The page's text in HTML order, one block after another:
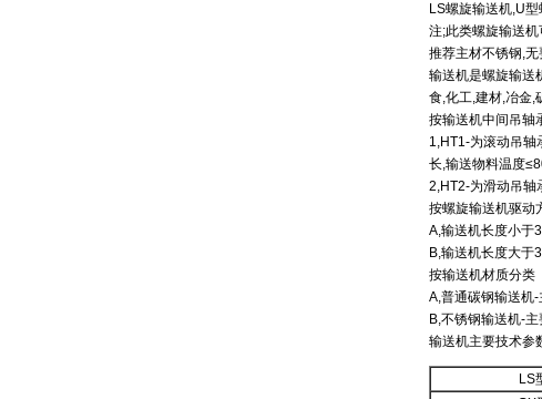
LS螺旋输送机,U
注;此类螺旋输送
推荐主材不锈钢,
输送机是螺旋输送
食,化工,建材,冶金,
按输送机中间吊轴
1,HT1-为滚动吊轴
长,输送物料温度
2,HT2-为滑动吊轴
按螺旋输送机驱动
A,输送机长度小于
B,输送机长度大于
按输送机材质分类
A,普通碳钢输送机
B,不锈钢输送机-
输送机主要技术参
LS